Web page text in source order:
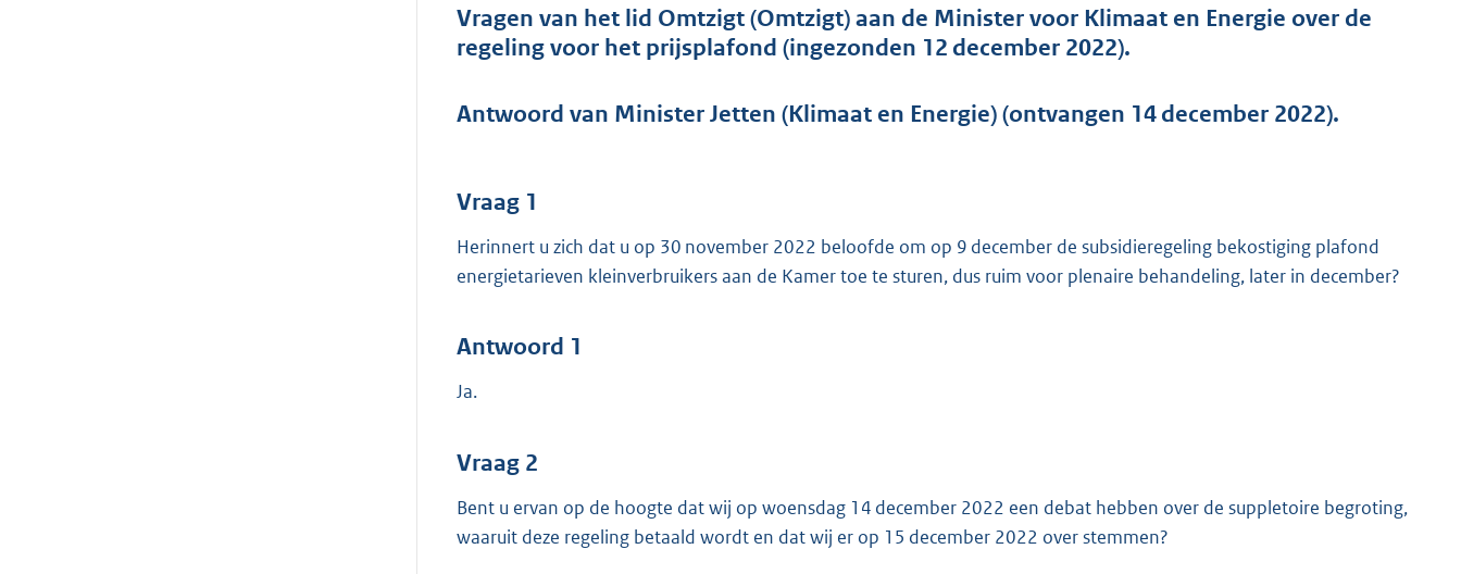
t
a
d
s
o
t
Vragen van het lid Omtzigt (Omtzigt) aan de Minister voor Klimaat en Energie over de
regeling voor het prijsplafond (ingezonden 12 december 2022).
Antwoord van Minister Jetten (Klimaat en Energie) (ontvangen 14 december 2022).
Vraag 1
Herinnert u zich dat u op 30 november 2022 beloofde om op 9 december de subsidieregeling bekostiging plafond
energietarieven kleinverbruikers aan de Kamer toe te sturen, dus ruim voor plenaire behandeling, later in december?
Antwoord 1
Ja.
Vraag 2
Bent u ervan op de hoogte dat wij op woensdag 14 december 2022 een debat hebben over de suppletoire begroting,
waaruit deze regeling betaald wordt en dat wij er op 15 december 2022 over stemmen?